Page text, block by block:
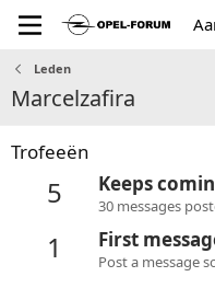
Leden
Marcelzafira
Trofeeën
5 Keeps
30 messages
1 First
Post a message